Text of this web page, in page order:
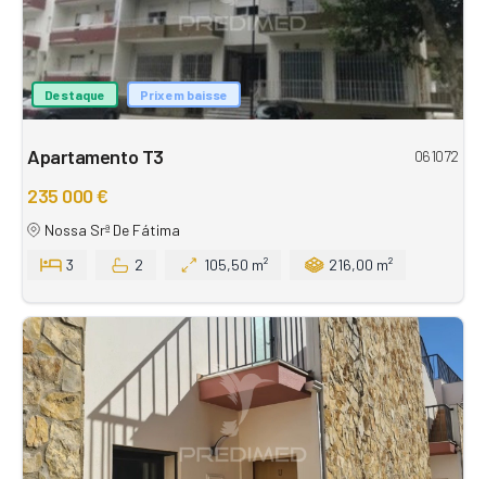
Destaque Prix em baisse
Apartamento T3 061072
235 000 €
Nossa Srª De Fátima
3
2 105,50 m² 216,00 m²